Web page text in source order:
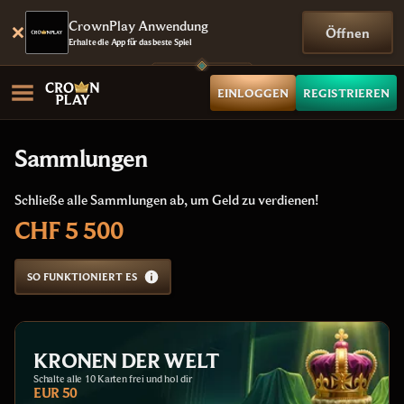
CrownPlay Anwendung
Erhalte die App für das beste Spiel Öffnen
EINLOGGEN REGISTRIEREN
Sammlungen
Schließe alle Sammlungen ab, um Geld zu verdienen!
CHF 5 500
SO FUNKTIONIERT ES
KRONEN DER WELT
Schalte alle 10 Karten frei und hol dir
EUR 50